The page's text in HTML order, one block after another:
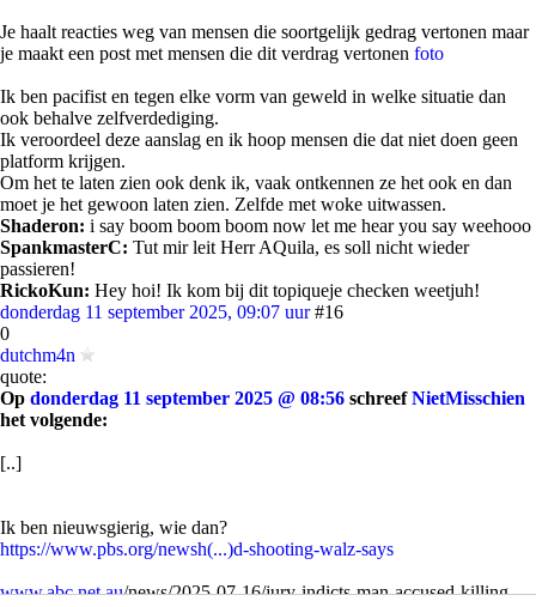
Je haalt reacties weg van mensen die soortgelijk gedrag vertonen maar
je maakt een post met mensen die dit verdrag vertonen foto
Ik ben pacifist en tegen elke vorm van geweld in welke situatie dan
ook behalve zelfverdediging.
Ik veroordeel deze aanslag en ik hoop mensen die dat niet doen geen
platform krijgen.
Om het te laten zien ook denk ik, vaak ontkennen ze het ook en dan
moet je het gewoon laten zien. Zelfde met woke uitwassen.
Shaderon: i say boom boom boom now let me hear you say weehooo
SpankmasterC: Tut mir leit Herr AQuila, es soll nicht wieder
passieren!
RickoKun: Hey hoi! Ik kom bij dit topiqueje checken weetjuh!
donderdag 11 september 2025, 09:07 uur #16
0
dutchm4n
quote:
Op donderdag 11 september 2025 @ 08:56 schreefNietMisschien
het volgende:
[..]
Ik ben nieuwsgierig, wie dan?
https://www.pbs.org/newsh(...)d-shooting-walz-says
www.abc.net.au/news/2025-07-16/jury-indicts-man-accused-killing-